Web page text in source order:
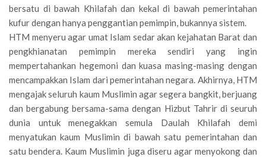
bersatu di bawah Khilafah dan kekal di bawah pemerintahan
kufur dengan hanya penggantian pemimpin, bukannya sistem.
HTM menyeru agar umat Islam sedar akan kejahatan Barat dan
pengkhianatan pemimpin mereka sendiri yang ingin
mempertahankan hegemoni dan kuasa masing-masing dengan
mencampakkan Islam dari pemerintahan negara. Akhirnya, HTM
mengajak seluruh kaum Muslimin agar segera bangkit, berjuang
dan bergabung bersama-sama dengan Hizbut Tahrir di seuruh
dunia untuk menegakkan semula Daulah Khilafah demi
menyatukan kaum Muslimin di bawah satu pemerintahan dan
satu bendera. Kaum Muslimin juga diseru agar menyokong dan